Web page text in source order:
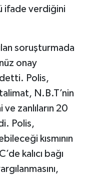
ifade verdiğini
soruşturmada
onay
Polis,
N.B.T’nin
zanlıların 20
Polis,
kısmının
kalıcı bağı